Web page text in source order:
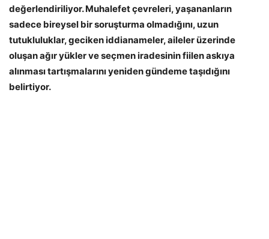
değerlendiriliyor. Muhalefet çevreleri, yaşananların
sadece bireysel bir soruşturma olmadığını, uzun
tutukluluklar, geciken iddianameler, aileler üzerinde
oluşan ağır yükler ve seçmen iradesinin fiilen askıya
alınması tartışmalarını yeniden gündeme taşıdığını
belirtiyor.